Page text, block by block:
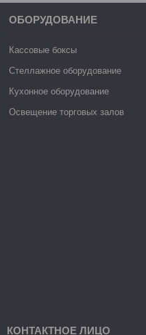
ОБОРУДОВАНИЕ
Кассовые боксы
Стеллажное оборудование
Кухонное оборудование
Освещение торговых залов